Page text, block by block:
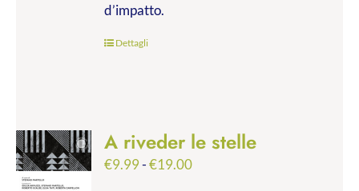
d’impatto.
Dettagli
A riveder le stelle
€9.99-€19.00Fascia